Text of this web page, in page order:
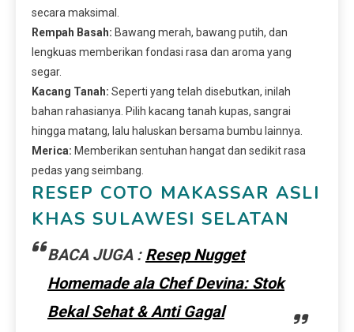
secara maksimal.
Rempah Basah: Bawang merah, bawang putih, dan
lengkuas memberikan fondasi rasa dan aroma yang
segar.
Kacang Tanah: Seperti yang telah disebutkan, inilah
bahan rahasianya. Pilih kacang tanah kupas, sangrai
hingga matang, lalu haluskan bersama bumbu lainnya.
Merica: Memberikan sentuhan hangat dan sedikit rasa
pedas yang seimbang.
RESEP COTO MAKASSAR ASLI
KHAS SULAWESI SELATAN
BACA JUGA : Resep Nugget
Homemade ala Chef Devina: Stok
Bekal Sehat & Anti Gagal